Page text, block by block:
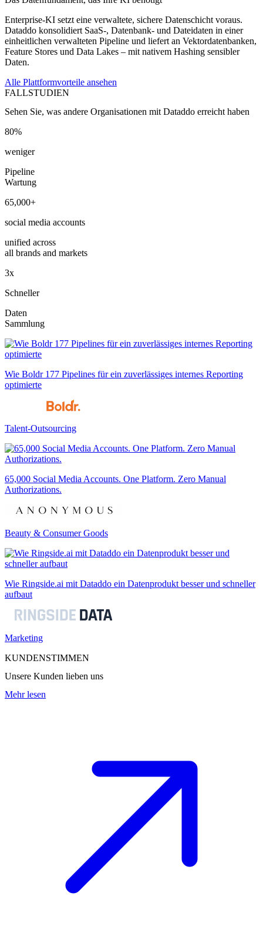
Enterprise-KI setzt eine verwaltete, sichere Datenschicht voraus.
Dataddo konsolidiert SaaS-, Datenbank- und Dateidaten in einer
einheitlichen verwalteten Pipeline und liefert an Vektordatenbanken,
Feature Stores und Data Lakes – mit nativem Hashing sensibler
Daten.
Alle Plattformvorteile ansehen
FALLSTUDIEN
Sehen Sie, was andere Organisationen mit Dataddo erreicht haben
80%
weniger
Pipeline
Wartung
65,000+
social media accounts
unified across
all brands and markets
3x
Schneller
Daten
Sammlung
Wie Boldr 177 Pipelines für ein zuverlässiges internes Reporting
optimierte
Talent-Outsourcing
65,000 Social Media Accounts. One Platform. Zero Manual
Authorizations.
Beauty & Consumer Goods
Wie Ringside.ai mit Dataddo ein Datenprodukt besser und schneller
aufbaut
Marketing
KUNDENSTIMMEN
Unsere Kunden lieben uns
Mehr lesen